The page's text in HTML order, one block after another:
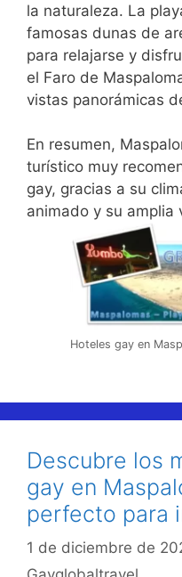
la naturaleza. La
famosas dunas de
para relajarse y
el Faro de
vistas panorámicas
En resumen,
turístico muy
gay, gracias a su
animado y su
Hoteles gay en
Descubre los
gay en
perfecto para
1 de diciembre de